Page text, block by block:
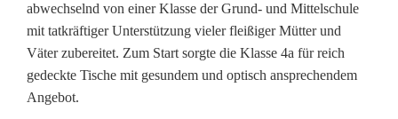
r
g
a
abwechselnd von einer Klasse der Grund- und Mittelschule
mit tatkräftiger Unterstützung vieler fleißiger Mütter und
Väter zubereitet. Zum Start sorgte die Klasse 4a für reich
gedeckte Tische mit gesundem und optisch ansprechendem
Angebot.